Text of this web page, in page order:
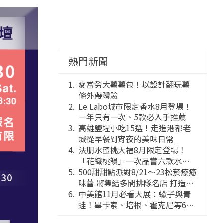
熱門新聞
麥當勞大薯薯包！以設計翻玩薯
條外帶體驗
Le Labo城市限定香水8月登場！
一年只有一次、5款必入手推薦
高雄鹽埕小吃15選！走進港都老
城從早餐到宵夜的美味日常
法朋水蜜桃大福8月限定登場！
「花織桃韻」一次品嘗六款水蜜
桃花果大福
500甜甜點派對8/21～23松菸療癒
味蕾 將集結多間排隊名店 打造靈
感創意的舞台
中美館11月必看大展：蠍子與青
蛙！畢卡索、培根、霍克尼等66